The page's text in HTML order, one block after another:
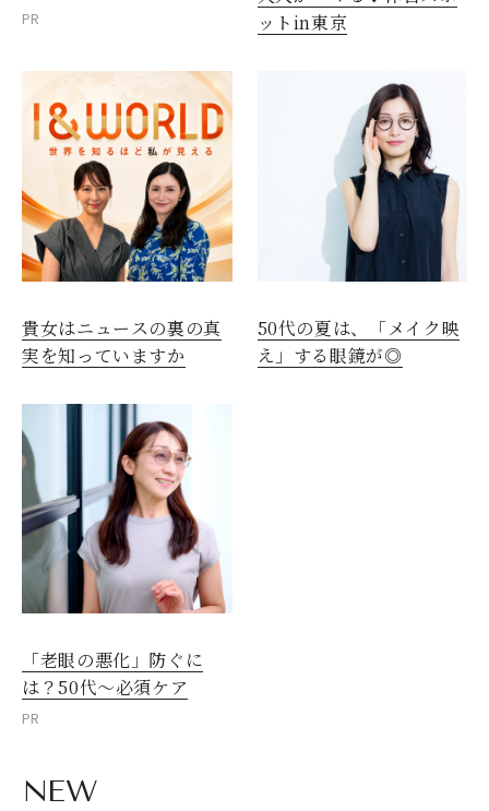
PR
ットin東京
貴女はニュースの裏の真
実を知っていますか
50代の夏は、「メイク映
え」する眼鏡が◎
「老眼の悪化」防ぐに
は？50代～必須ケア
PR
NEW